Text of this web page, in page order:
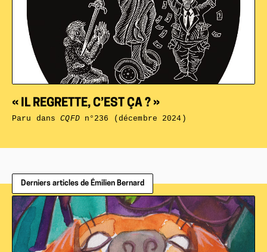
« IL REGRETTE, C’EST ÇA ? »
Paru dansCQFDn°236 (décembre 2024)
Derniers articles de Émilien Bernard